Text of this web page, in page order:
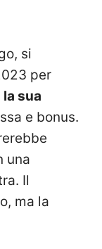
si
per
la sua
e bonus.
una
Il
ma la